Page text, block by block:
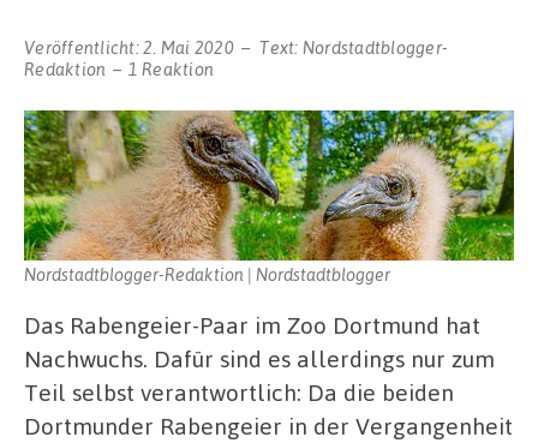
Veröffentlicht:2. Mai 2020 Text: Nordstadtblogger-
Redaktion
1 Reaktion
Nordstadtblogger-Redaktion | Nordstadtblogger
Das Rabengeier-Paar im Zoo Dortmund hat
Nachwuchs. Dafür sind es allerdings nur zum
Teil selbst verantwortlich: Da die beiden
Dortmunder Rabengeier in der Vergangenheit